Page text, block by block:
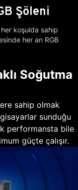
Şöleni
koşulda sahip
her an RGB
Soğutma
sahip olmak
sunduğu
performansta bile
güçte çalışır.